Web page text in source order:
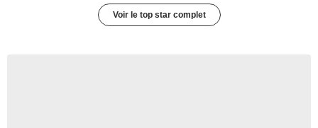
Voir le top star complet